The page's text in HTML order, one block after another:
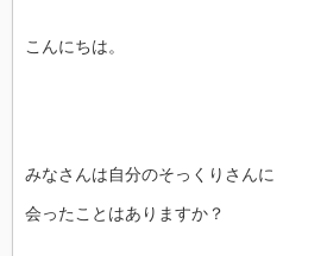
こんにちは。
みなさんは自分のそっくりさんに
会ったことはありますか？